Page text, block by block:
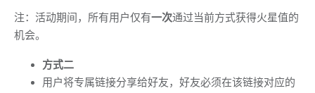
注：活动期间，所有用户仅有一次通过当前方式获得火星值的
机会。
方式二
用户将专属链接分享给好友，好友必须在该链接对应的